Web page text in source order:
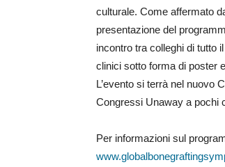
culturale. Come affermato
presentazione del
incontro tra colleghi di tutto
clinici sotto forma di poster
L’evento si terrà nel nuovo
Congressi Unaway a pochi
Per informazioni sul